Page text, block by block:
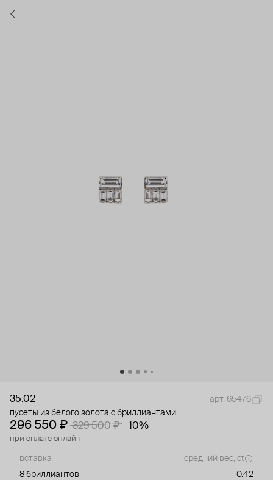
35.02
арт. 65476
пусеты из белого золота с бриллиантами
296 550 ₽ 329 500 ₽ −10%
при оплате онлайн
вставка
средний вес, ct
8 бриллиантов
0.42